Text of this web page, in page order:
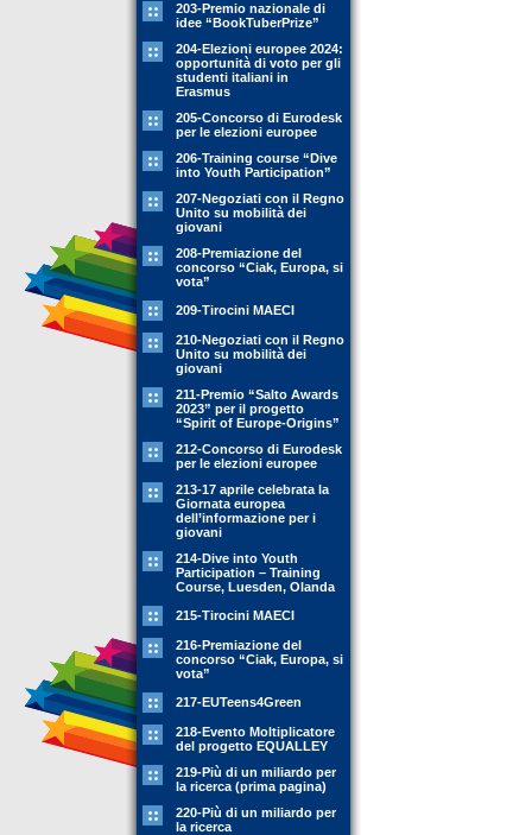
203-Premio nazionale di
idee “BookTuberPrize”
204-Elezioni europee 2024:
opportunità di voto per gli
studenti italiani in
Erasmus
205-Concorso di Eurodesk
per le elezioni europee
206-Training course “Dive
into Youth Participation”
207-Negoziati con il Regno
Unito su mobilità dei
giovani
208-Premiazione del
concorso “Ciak, Europa, si
vota”
209-Tirocini MAECI
210-Negoziati con il Regno
Unito su mobilità dei
giovani
211-Premio “Salto Awards
2023” per il progetto
“Spirit of Europe-Origins”
212-Concorso di Eurodesk
per le elezioni europee
213-17 aprile celebrata la
Giornata europea
dell’informazione per i
giovani
214-Dive into Youth
Participation – Training
Course, Luesden, Olanda
215-Tirocini MAECI
216-Premiazione del
concorso “Ciak, Europa, si
vota”
217-EUTeens4Green
218-Evento Moltiplicatore
del progetto EQUALLEY
219-Più di un miliardo per
la ricerca (prima pagina)
220-Più di un miliardo per
la ricerca